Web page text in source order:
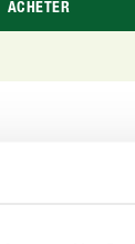
ACHETER
terrain.